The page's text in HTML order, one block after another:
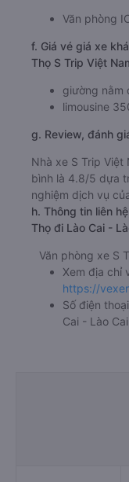
Văn phòng
f. Giá vé giá xe
Thọ S Trip Việt
giường nằm
limousine
g. Review, đánh
Nhà xe S Trip
bình là 4.8/5 dựa
nghiệm dịch vụ
h. Thông tin liên
Thọ đi Lào Cai -
Văn phòng xe S
Xem địa chỉ
https://
Số điện
Cai - Lào